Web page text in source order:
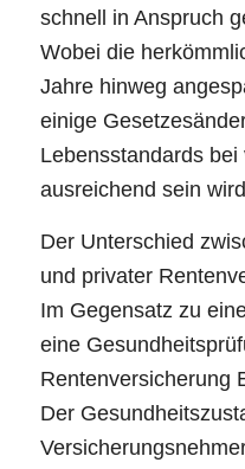
schnell in Anspruch
Wobei die
Jahre hinweg
einige
Lebensstandards
ausreichend sein
Der Unterschied
und privater
Im Gegensatz zu
eine
Rentenversicherung
Der